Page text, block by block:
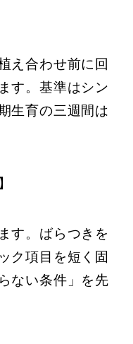
え合わせ前に回
す。基準はシン
生育の三週間は
す。ばらつきを
ク項目を短く固
ない条件」を先